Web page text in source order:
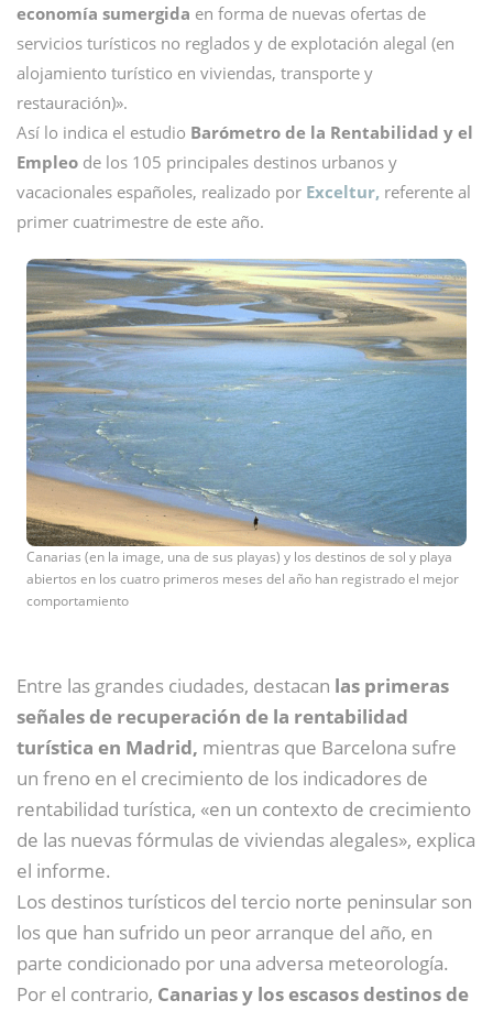
economía sumergida en forma de nuevas ofertas de
servicios turísticos no reglados y de explotación alegal (en
alojamiento turístico en viviendas, transporte y
restauración)».
Así lo indica el estudio Barómetro de la Rentabilidad y el
Empleo de los 105 principales destinos urbanos y
vacacionales españoles, realizado por Exceltur, referente al
primer cuatrimestre de este año.
Canarias (en la image, una de sus playas) y los destinos de sol y playa
abiertos en los cuatro primeros meses del año han registrado el mejor
comportamiento
Entre las grandes ciudades, destacan las primeras
señales de recuperación de la rentabilidad
turística en Madrid, mientras que Barcelona sufre
un freno en el crecimiento de los indicadores de
rentabilidad turística, «en un contexto de crecimiento
de las nuevas fórmulas de viviendas alegales», explica
el informe.
Los destinos turísticos del tercio norte peninsular son
los que han sufrido un peor arranque del año, en
parte condicionado por una adversa meteorología.
Por el contrario, Canarias y los escasos destinos de